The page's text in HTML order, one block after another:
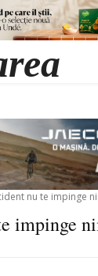
nu te impinge
impinge